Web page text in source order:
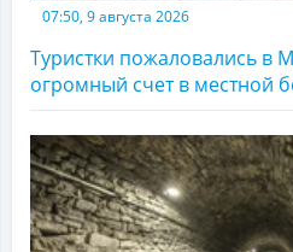
07:50, 9 августа 2026
Туристки пожаловались в
огромный счет в местной